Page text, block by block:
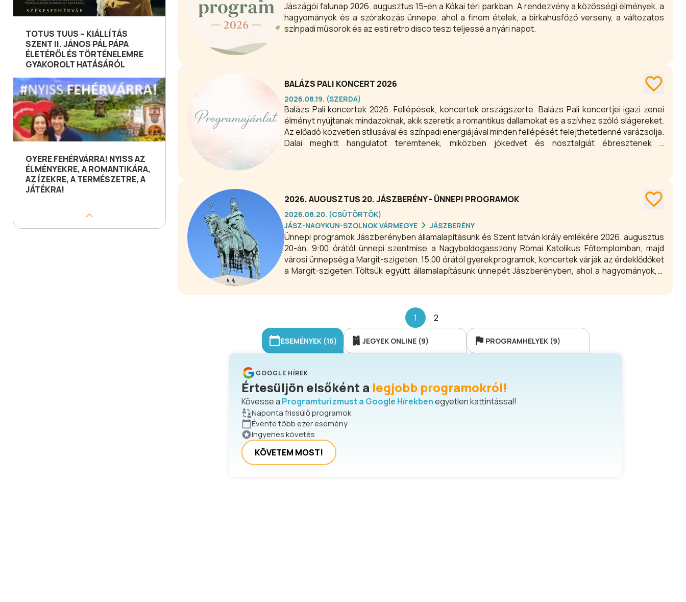
TOTUS TUUS – KIÁLLÍTÁS
SZENT II. JÁNOS PÁL PÁPA
ÉLETÉRŐL ÉS TÖRTÉNELEMRE
GYAKOROLT HATÁSÁRÓL
GYERE FEHÉRVÁRRA! NYISS AZ
ÉLMÉNYEKRE, A ROMANTIKÁRA,
AZ ÍZEKRE, A TERMÉSZETRE, A
JÁTÉKRA!
Jászágói falunap 2026. augusztus 15-én a Kókai téri parkban. A rendezvény a közösségi élmények, a
hagyományok és a szórakozás ünnepe, ahol a finom ételek, a birkahúsfőző verseny, a változatos
színpadi műsorok és az esti retro disco teszi teljessé a nyári napot.
BALÁZS PALI KONCERT 2026
2026.08.19. (SZERDA)
Balázs Pali koncertek 2026. Fellépések, koncertek országszerte. Balázs Pali koncertjei igazi zenei
élményt nyújtanak mindazoknak, akik szeretik a romantikus dallamokat és a szívhez szóló slágereket.
Az előadó közvetlen stílusával és színpadi energiájával minden fellépését felejthetetlenné varázsolja.
Dalai meghitt hangulatot teremtenek, miközben jókedvet és nosztalgiát ébresztenek a
2026. AUGUSZTUS 20. JÁSZBERÉNY - ÜNNEPI PROGRAMOK
2026.08.20. (CSÜTÖRTÖK)
JÁSZ-NAGYKUN-SZOLNOK VÁRMEGYE
JÁSZBERÉNY
Ünnepi programok Jászberényben államalapításunk és Szent István király emlékére 2026. augusztus
20-án. 9:00 órától ünnepi szentmise a Nagyboldogasszony Római Katolikus Főtemplomban, majd
városi ünnepség a Margit-szigeten. 15.00 órától gyerekprogramok, koncertek várják az érdeklődőket
a Margit-szigeten.Töltsük együtt államalapításunk ünnepét Jászberényben, ahol a hagyományok, a
1 2
ESEMÉNYEK (16) JEGYEK ONLINE (9) PROGRAMHELYEK (9)
GOOGLE HÍREK
Értesüljön elsőként a legjobb programokról!
Kövesse a Programturizmust a Google Hírekbenegyetlen kattintással!
Naponta frissülő programok
Évente több ezer esemény
Ingyenes követés
KÖVETEM MOST!